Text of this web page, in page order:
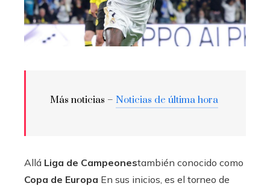
Más noticias – Noticias de última hora
Allá Liga de Campeonestambién conocido como
Copa de Europa En sus inicios, es el torneo de